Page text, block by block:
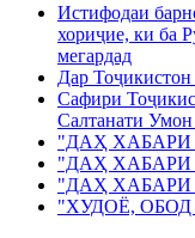
Истифодаи
хориҷие, ки ба
мегардад
Дар Тоҷикистон
Сафири
Салтанати
"ДАҲ ХАБАРИ
"ДАҲ ХАБАРИ
"ДАҲ ХАБАРИ
"ХУДОЁ,